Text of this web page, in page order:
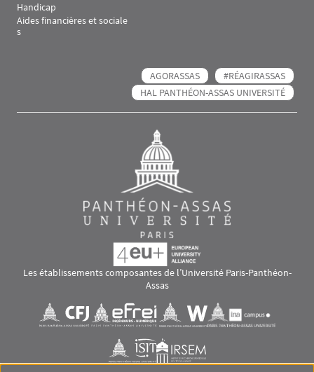
Handicap
Aides financières et sociale
s
AGORASSAS
#RÉAGIRASSAS
HAL PANTHÉON-ASSAS UNIVERSITÉ
Les établissements composantes de l’Université Paris-Panthéon-
Assas
Visuel svgVisuel svg Visuel svgVisuel svg
Visuel svgVisuel svg